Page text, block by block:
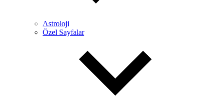
Astroloji
Özel Sayfalar